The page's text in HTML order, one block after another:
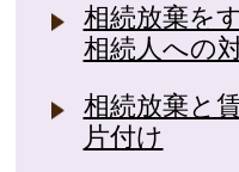
相続放棄を
相続人への
相続放棄と
片付け